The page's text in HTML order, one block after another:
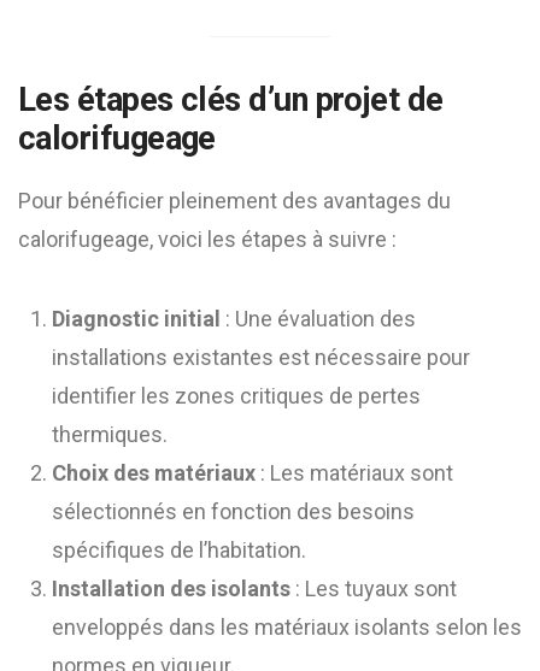
Les étapes clés d’un projet de
calorifugeage
Pour bénéficier pleinement des avantages du
calorifugeage, voici les étapes à suivre :
Diagnostic initial : Une évaluation des
installations existantes est nécessaire pour
identifier les zones critiques de pertes
thermiques.
Choix des matériaux : Les matériaux sont
sélectionnés en fonction des besoins
spécifiques de l’habitation.
Installation des isolants : Les tuyaux sont
enveloppés dans les matériaux isolants selon les
normes en vigueur.